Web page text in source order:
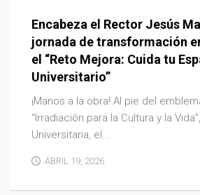
Encabeza el Rector Jesús
jornada de transformación
el “Reto Mejora: Cuida tu
Universitario”
¡Manos a la obra! Al pie del
“Irradiación para la Cultura y la
Universitaria, el...
ABRIL 19, 2026